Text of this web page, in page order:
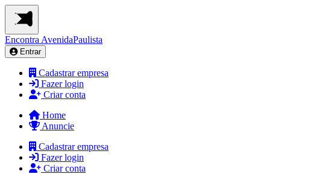
Encontra AvenidaPaulista
Entrar
Cadastrar empresa
Fazer login
Criar conta
Home
Anuncie
Cadastrar empresa
Fazer login
Criar conta